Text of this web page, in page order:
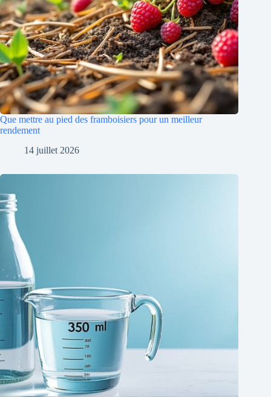
Que mettre au pied des framboisiers pour un meilleur
rendement
14 juillet 2026